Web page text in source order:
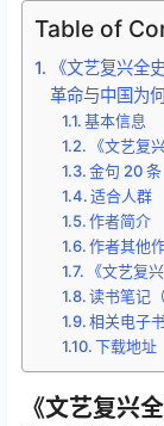
Table of
《文艺复兴全
革命与中国为
基本信息
《文艺复
金句 20 条
适合人群
作者简介
作者其他
《文艺复
读书笔记
相关电子
下载地址
《文艺复兴